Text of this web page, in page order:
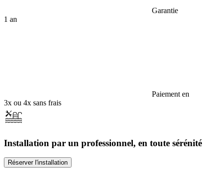
Garantie
1 an
Paiement en
3x ou 4x sans frais
Installation par un professionnel, en toute sérénité
Réserver l'installation